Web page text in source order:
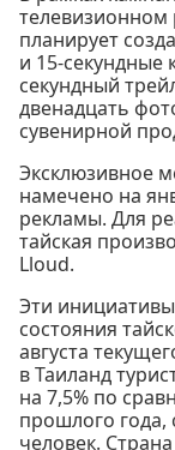
телевизионном
планирует
и 15-секундные
секундный
двенадцать
сувенирной
Эксклюзивное
намечено на
рекламы. Для
тайская
Lloud.
Эти
состояния
августа
в Таиланд
на 7,5% по
прошлого года,
человек.